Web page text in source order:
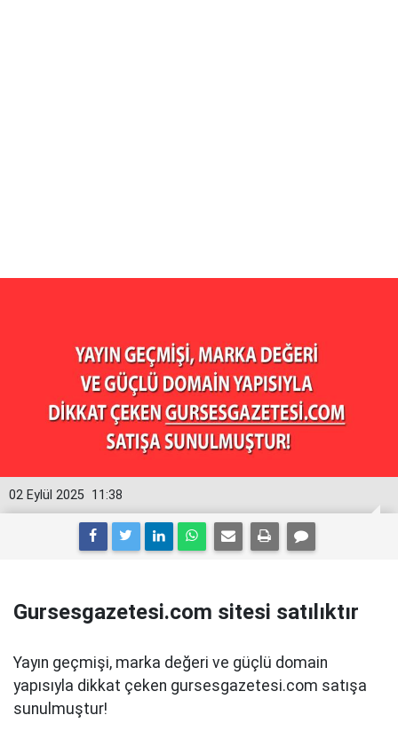
11:38
02 Eylül 2025
Gursesgazetesi.com sitesi satılıktır
Yayın geçmişi, marka değeri ve güçlü domain
yapısıyla dikkat çeken gursesgazetesi.com satışa
sunulmuştur!